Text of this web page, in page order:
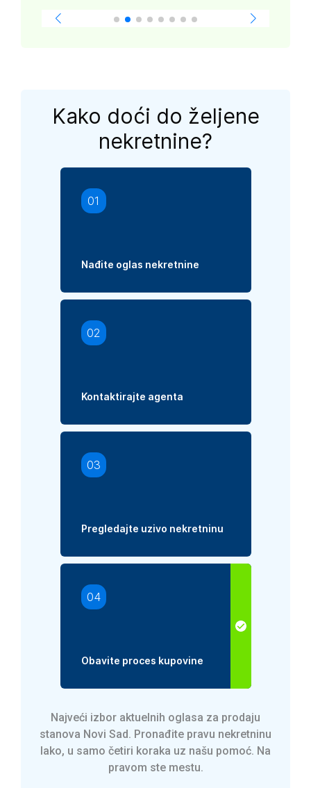
Kako doći do željene
nekretnine?
01
Nađite oglas nekretnine
02
Kontaktirajte agenta
03
Pregledajte uzivo nekretninu
04
Obavite proces kupovine
Najveći izbor aktuelnih oglasa za prodaju
stanova Novi Sad. Pronađite pravu nekretninu
lako, u samo četiri koraka uz našu pomoć. Na
pravom ste mestu.